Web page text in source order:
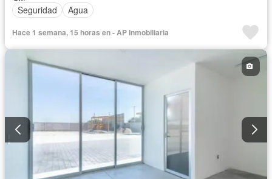
Seguridad
Agua
Hace 1 semana, 15 horas en - AP Inmobiliaria